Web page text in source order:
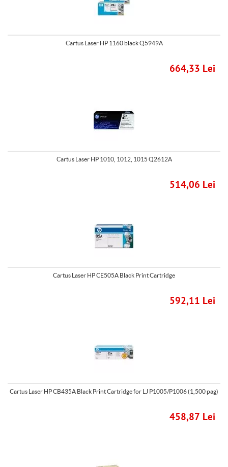
Cartus Laser HP 1160 black Q5949A
664,33 Lei
Cartus Laser HP 1010, 1012, 1015 Q2612A
514,06 Lei
Cartus Laser HP CE505A Black Print Cartridge
592,11 Lei
Cartus Laser HP CB435A Black Print Cartridge for LJ P1005/P1006 (1,500 pag)
458,87 Lei